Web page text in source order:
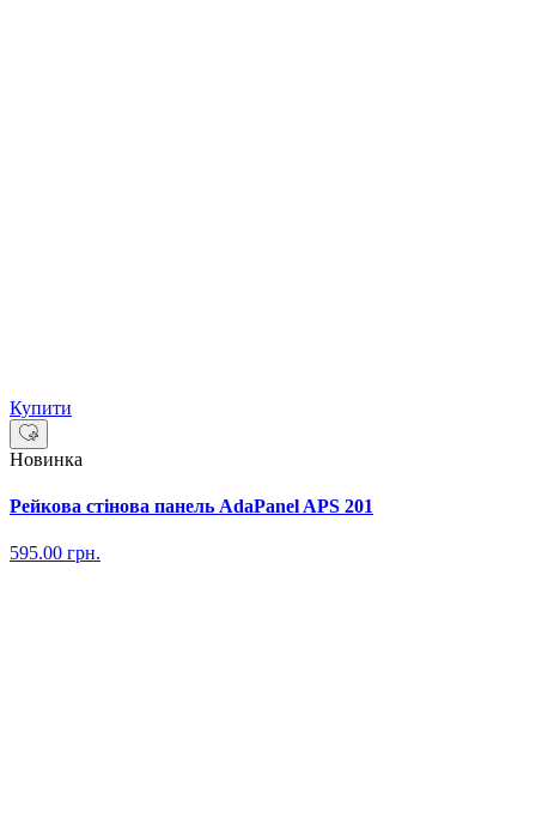
Купити
Новинка
Рейкова стінова панель AdaPanel APS 201
595.00 грн.